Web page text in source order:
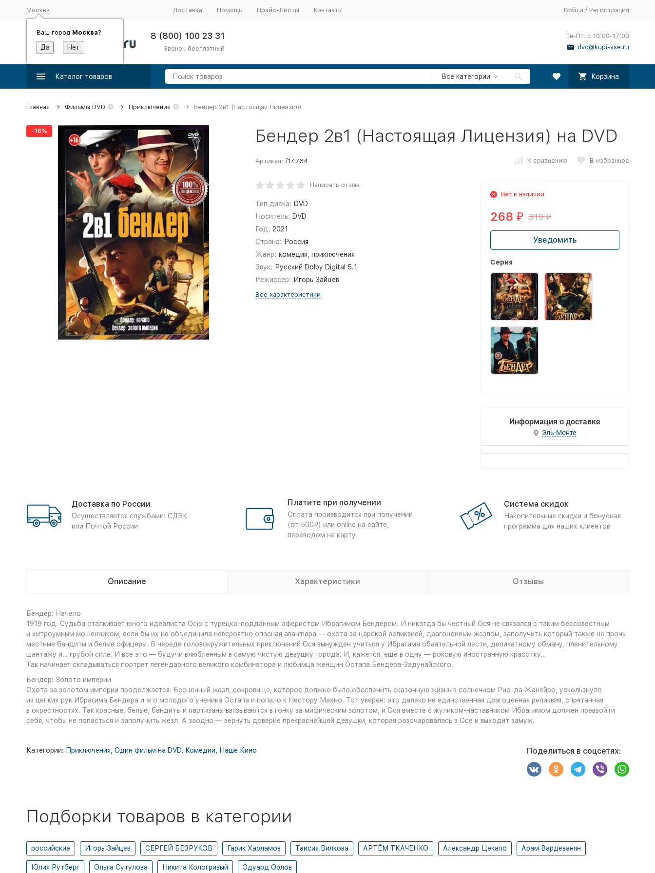
Москва
Ваш город Москва?
Доставка Помощь Прайс-Листы Контакты Войти / Регистрация
8 (800) 100 23 31
Звонок бесплатный
Пн-Пт, с 10:00-17:00
dvd@kupi-vse.ru
Каталог товаров Все категории Корзина
Главная Фильмы DVD Приключения Бендер 2в1 (Настоящая Лицензия)
-16% Бендер 2в1 (Настоящая Лицензия) на DVD
Артикул: f14764 К сравнению В избранное
Написать отзыв
Тип диска: DVD
Носитель: DVD
Год: 2021
Страна: Россия
Жанр: комедия, приключения
Звук: Русский Dolby Digital 5.1
Режиссер: Игорь Зайцев
Все характеристики
Нет в наличии
268 ₽ 319₽
Уведомить
Серия
Информация о доставке
Эль-Монте
Доставка по России
Осуществляется службами: СДЭК
или Почтой России
Платите при получении
Оплата производится при получении
(от 500₽) или online на сайте,
переводом на карту
Система скидок
Накопительные скидки и бонусная
программа для наших клиентов
Описание Характеристики Отзывы
Бендер: Начало
1919 год. Судьба сталкивает юного идеалиста Осю с турецко-подданным аферистом Ибрагимом Бендером. И никогда бы честный Ося не связался с таким бессовестным
и хитроумным мошенником, если бы их не объединила невероятно опасная авантюра — охота за царской реликвией, драгоценным жезлом, заполучить который также не прочь
местные бандиты и белые офицеры. В череде головокружительных приключений Ося вынужден учиться у Ибрагима обаятельной лести, деликатному обману, пленительному
шантажу и… грубой силе. И все это — будучи влюбленным в самую чистую девушку города! И, кажется, еще в одну — роковую иностранную красотку…
Так начинает складываться портрет легендарного великого комбинатора и любимца женщин Остапа Бендера-Задунайского.
Бендер: Золото империи
Охота за золотом империи продолжается. Бесценный жезл, сокровище, которое должно было обеспечить сказочную жизнь в солнечном Рио-да-Жанейро, ускользнуло
из цепких рук Ибрагима Бендера и его молодого ученика Остапа и попало к Нестору Махно. Тот уверен: это далеко не единственная драгоценная реликвия, спрятанная
в окрестностях. Так красные, белые, бандиты и партизаны ввязываются в гонку за мифическим золотом, и Ося вместе с жуликом-наставником Ибрагимом должен превзойти
себя, чтобы не попасться и заполучить жезл. А заодно — вернуть доверие прекраснейшей девушки, которая разочаровалась в Осе и выходит замуж.
Категории: Приключения Один фильм на DVD, Комедии Наше Кино Поделиться в соцсетях:
Подборки товаров в категории
российские Игорь Зайцев СЕРГЕЙ БЕЗРУКОВ Гарик Харламов Таисия Вилкова АРТЁМ ТКАЧЕНКО Александр Цекало Арам Вардеванян
Юлия Рутберг Ольга Сутулова Никита Кологривый Эдуард Орлов